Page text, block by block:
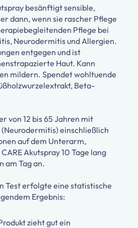
besänftigt sensible,
dann, wenn sie rascher Pflege
Pflege bei
Neurodermitis und Allergien.
entgegen und ist
Haut. Kann
mildern. Spendet wohltuende
Beta-
von 12 bis 65 Jahren mit
einschließlich
auf dem Unterarm,
Akutspray 10 Tage lang
am Tag an.
Test erfolgte eine statistische
Ergebnis:
zieht gut ein